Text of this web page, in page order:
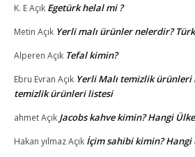
K. EAçık Egetürk helal mi ?
Metin Açık Yerli malı ürünler nelerdir?
Alperen Açık Tefal kimin?
Ebru Evran Açık Yerli Malı temizlik ürünleri
temizlik ürünleri listesi
ahmetAçık Jacobs kahve kimin? Hangi
Hakan yılmazAçık İçim sahibi kimin? Hangi